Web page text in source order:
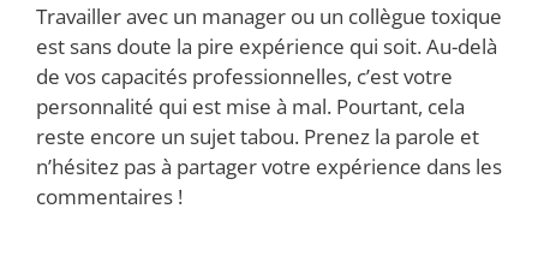
Travailler avec un manager ou un collègue toxique
est sans doute la pire expérience qui soit. Au-delà
de vos capacités professionnelles, c’est votre
personnalité qui est mise à mal. Pourtant, cela
reste encore un sujet tabou. Prenez la parole et
n’hésitez pas à partager votre expérience dans les
commentaires !